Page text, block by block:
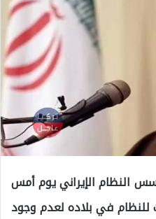
النظام الإيراني يوم أمس
للنظام في بلاده لعدم وجود